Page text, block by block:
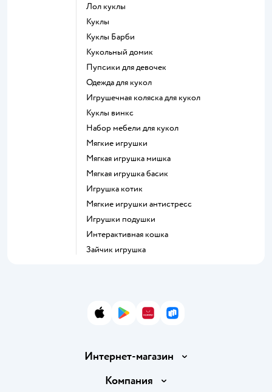
Лол куклы
Куклы
Куклы Барби
Кукольный домик
Пупсики для девочек
Одежда для кукол
Игрушечная коляска для кукол
Куклы винкс
Набор мебели для кукол
Мягкие игрушки
Мягкая игрушка мишка
Мягкая игрушка басик
Игрушка котик
Мягкие игрушки антистресс
Игрушки подушки
Интерактивная кошка
Зайчик игрушка
App StoreGoogle Play
AppGallery
RuStore
Интернет-магазин
Доставка и оплата
Компания